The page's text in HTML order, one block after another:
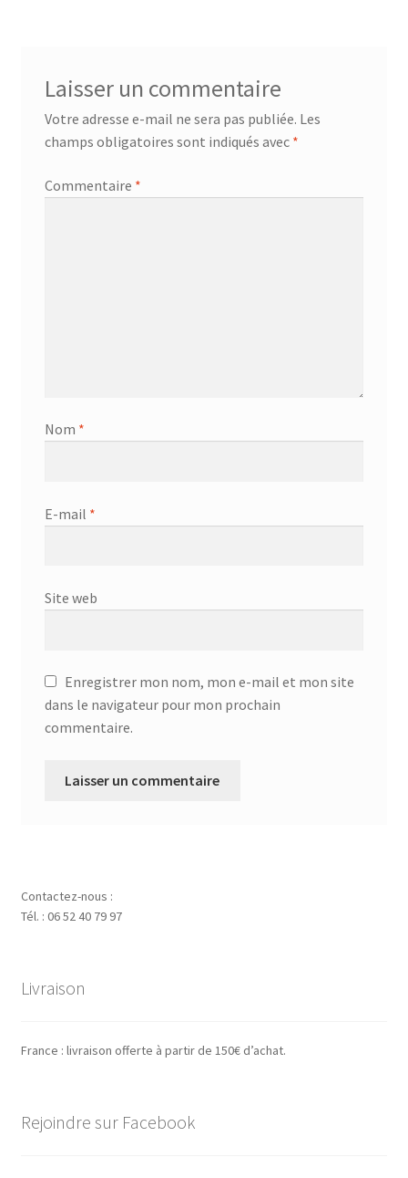
Laisser un commentaire
Votre adresse e-mail ne sera pas publiée. Les
champs obligatoires sont indiqués avec *
Commentaire *
Nom *
E-mail *
Site web
Enregistrer mon nom, mon e-mail et mon site
dans le navigateur pour mon prochain
commentaire.
Contactez-nous :
Tél. : 06 52 40 79 97
Livraison
France : livraison offerte à partir de 150€ d’achat.
Rejoindre sur Facebook